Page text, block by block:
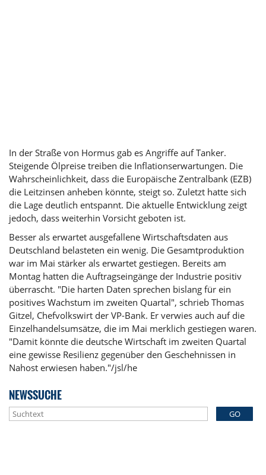
In der Straße von Hormus gab es Angriffe auf Tanker.
Steigende Ölpreise treiben die Inflationserwartungen. Die
Wahrscheinlichkeit, dass die Europäische Zentralbank (EZB)
die Leitzinsen anheben könnte, steigt so. Zuletzt hatte sich
die Lage deutlich entspannt. Die aktuelle Entwicklung zeigt
jedoch, dass weiterhin Vorsicht geboten ist.
Besser als erwartet ausgefallene Wirtschaftsdaten aus
Deutschland belasteten ein wenig. Die Gesamtproduktion
war im Mai stärker als erwartet gestiegen. Bereits am
Montag hatten die Auftragseingänge der Industrie positiv
überrascht. "Die harten Daten sprechen bislang für ein
positives Wachstum im zweiten Quartal", schrieb Thomas
Gitzel, Chefvolkswirt der VP-Bank. Er verwies auch auf die
Einzelhandelsumsätze, die im Mai merklich gestiegen waren.
"Damit könnte die deutsche Wirtschaft im zweiten Quartal
eine gewisse Resilienz gegenüber den Geschehnissen in
Nahost erwiesen haben."/jsl/he
NEWSSUCHE
GO